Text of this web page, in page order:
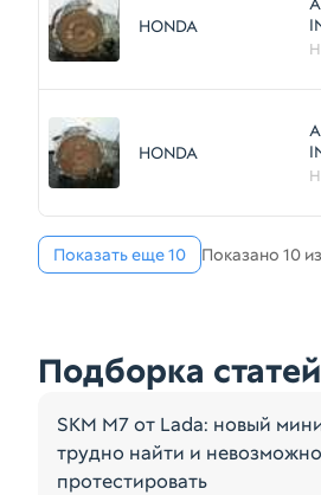
HONDA
HONDA
Показать еще 10 Показано 10
Подборка статей
SKM M7 от Lada: новый
трудно найти и невозможно
протестировать